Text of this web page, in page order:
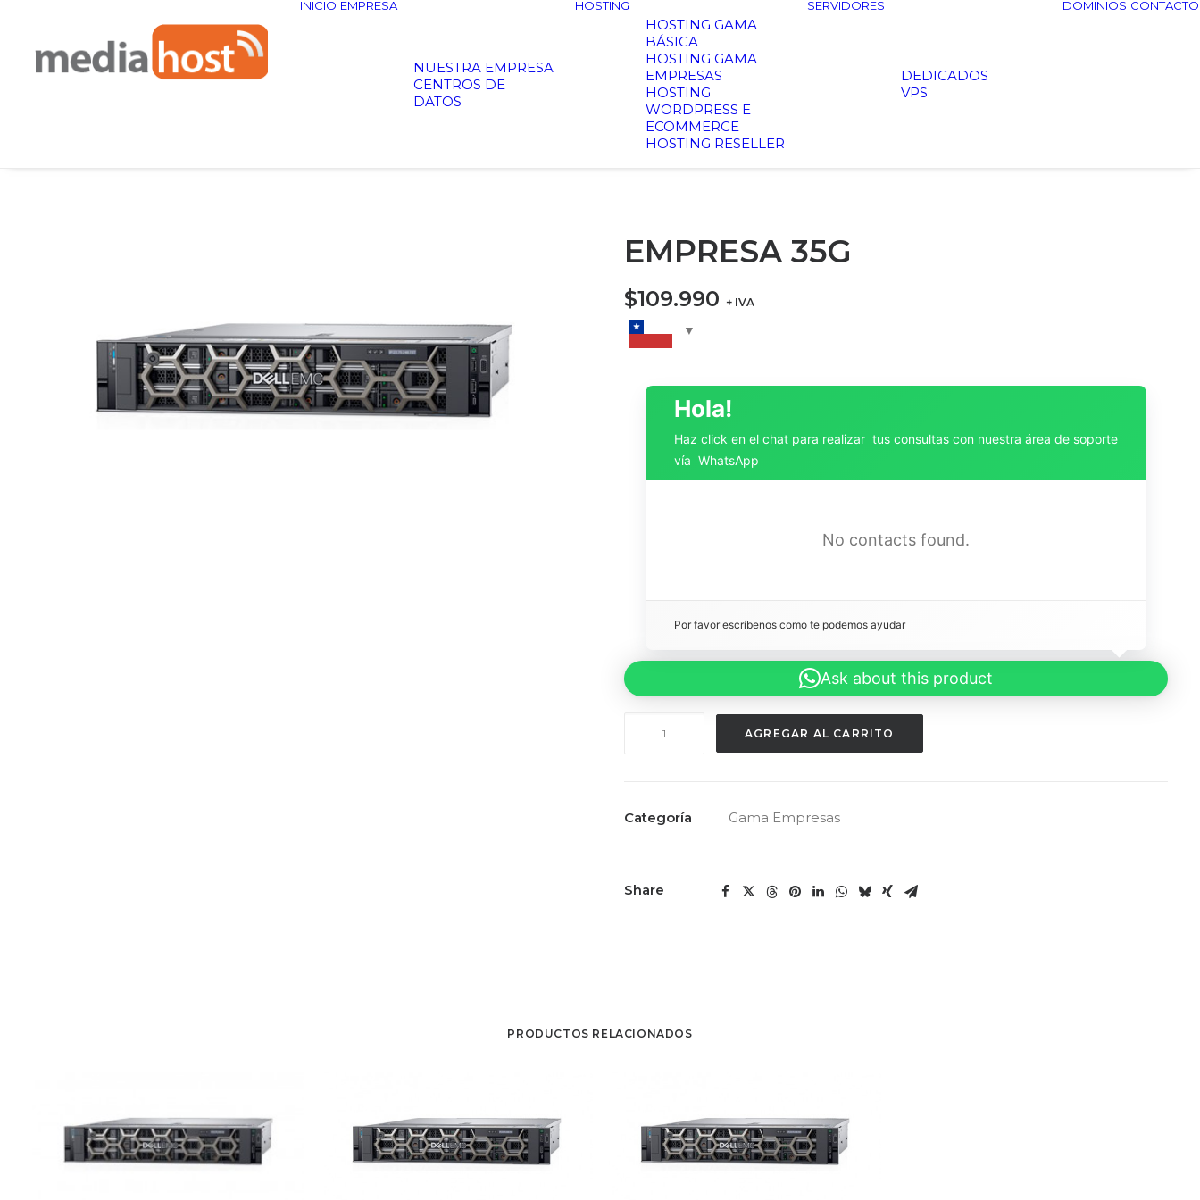
INICIO EMPRESA
NUESTRA EMPRESA
CENTROS DE
DATOS
HOSTING
HOSTING GAMA
BÁSICA
HOSTING GAMA
EMPRESAS
HOSTING
WORDPRESS E
ECOMMERCE
HOSTING RESELLER
SERVIDORES
DEDICADOS
VPS
DOMINIOS CONTACTO
EMPRESA 35G
$109.990 + IVA
Hola!
Haz click en el chat para realizar tus consultas con nuestra área de soporte
vía WhatsApp
No contacts found.
Por favor escríbenos como te podemos ayudar
Ask about this product
AGREGAR AL CARRITO
Categoría Gama Empresas
Share
PRODUCTOS RELACIONADOS